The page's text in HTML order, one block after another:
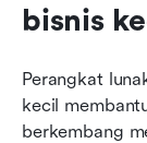
bisnis
Perangkat
kecil
berkembang